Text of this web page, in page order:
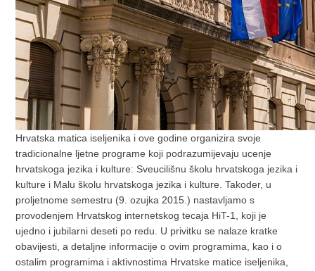
Hrvatska matica iseljenika i ove godine organizira svoje
tradicionalne ljetne programe koji podrazumijevaju ucenje
hrvatskoga jezika i kulture: Sveucilišnu školu hrvatskoga jezika i
kulture i Malu školu hrvatskoga jezika i kulture. Takoder, u
proljetnome semestru (9. ozujka 2015.) nastavljamo s
provodenjem Hrvatskog internetskog tecaja HiT-1, koji je
ujedno i jubilarni deseti po redu. U privitku se nalaze kratke
obavijesti, a detaljne informacije o ovim programima, kao i o
ostalim programima i aktivnostima Hrvatske matice iseljenika,